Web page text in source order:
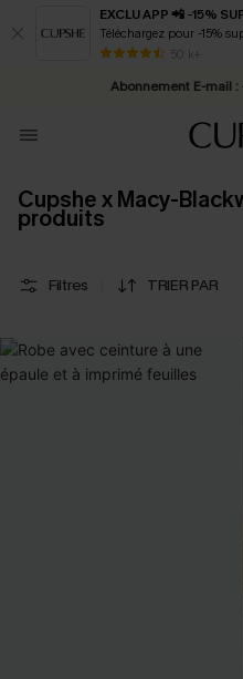
EXCLU APP 📲 -15%
Téléchargez pour -15%
50 k+
* Livraison éclair
Abonnement E-mail
Cupshe x Macy-
produits
Filtres TRIER PAR